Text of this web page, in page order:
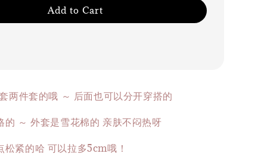
Add to Cart
两件套的哦 ～ 后面也可以分开穿搭的
的 ～ 外套是雪花棉的 亲肤不闷热呀
松紧的哈 可以拉多5cm哦！